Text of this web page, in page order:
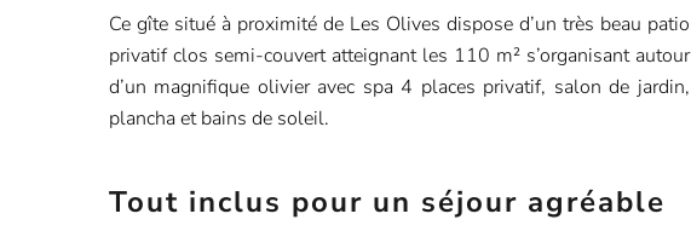
Ce gîte situé à proximité de Les Olives dispose d’un très beau patio
privatif clos semi-couvert atteignant les 110 m² s’organisant autour
d’un magnifique olivier avec spa 4 places privatif, salon de jardin,
plancha et bains de soleil.
Tout inclus pour un séjour agréable